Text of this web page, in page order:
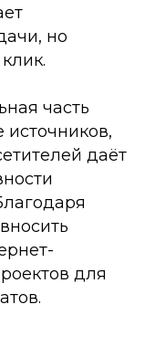
но
часть
источников,
даёт
для